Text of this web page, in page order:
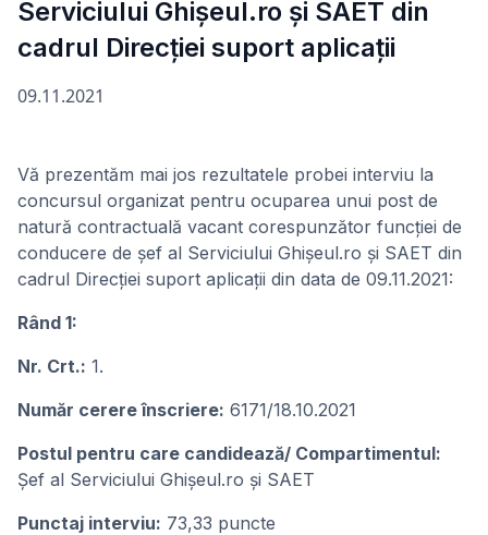
Serviciului Ghișeul.ro și SAET din
cadrul Direcției suport aplicații
09.11.2021
Vă prezentăm mai jos rezultatele probei interviu la
concursul organizat pentru ocuparea unui post de
natură contractuală vacant corespunzător funcției de
conducere de șef al Serviciului Ghișeul.ro și SAET din
cadrul Direcției suport aplicații din data de 09.11.2021:
Rând 1:
Nr. Crt.: 1.
Număr cerere înscriere: 6171/18.10.2021
Postul pentru care candidează/ Compartimentul:
Șef al Serviciului Ghișeul.ro și SAET
Punctaj interviu: 73,33 puncte